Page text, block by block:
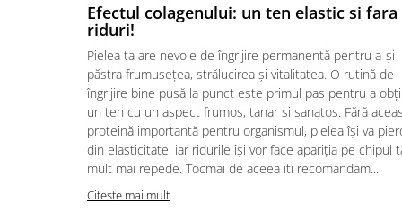
Efectul colagenului: un ten elastic si fara
riduri!
Pielea ta are nevoie de îngrijire permanentă pentru a-și
păstra frumusețea, strălucirea și vitalitatea. O rutină de
îngrijire bine pusă la punct este primul pas pentru a
un ten cu un aspect frumos, tanar si sanatos. Fără
proteină importantă pentru organismul, pielea își va
din elasticitate, iar ridurile își vor face apariția pe chipul
mult mai repede. Tocmai de aceea iti recomandam...
Citeste mai mult